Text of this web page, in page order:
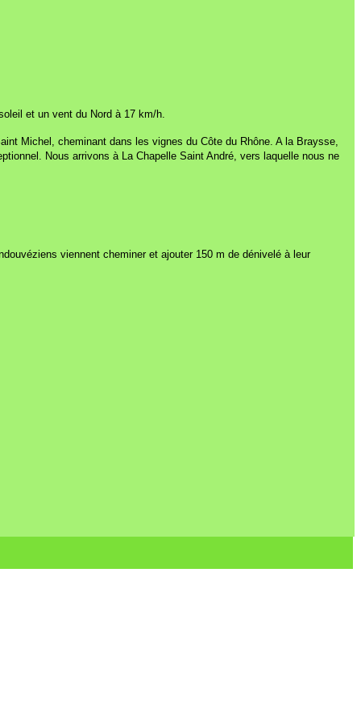
et un vent du Nord à 17 km/h.
Michel, cheminant dans les vignes du Côte du Rhône. A la Braysse,
Nous arrivons à La Chapelle Saint André, vers laquelle nous ne
viennent cheminer et ajouter 150 m de dénivelé à leur